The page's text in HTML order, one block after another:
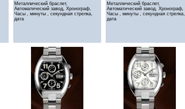
Металлический браслет,
Автоматический завод, Хронограф,
Часы , минуты , секундная стрелка,
дата
Металлический браслет,
Автоматический завод, Хронограф,
Часы , минуты , секундная стрелка,
дата